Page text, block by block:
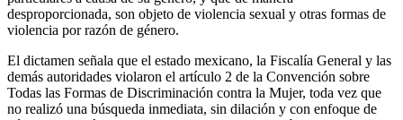
desproporcionada, son objeto de violencia sexual y otras formas de
violencia por razón de género.
El dictamen señala que el estado mexicano, la Fiscalía General y las
demás autoridades violaron el artículo 2 de la Convención sobre
Todas las Formas de Discriminación contra la Mujer, toda vez que
no realizó una búsqueda inmediata, sin dilación y con enfoque de